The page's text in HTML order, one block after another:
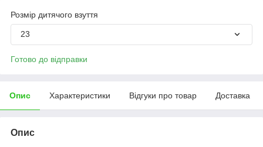
Розмір дитячого взуття
23
Готово до відправки
Опис Характеристики Відгуки про товар Доставка
Опис